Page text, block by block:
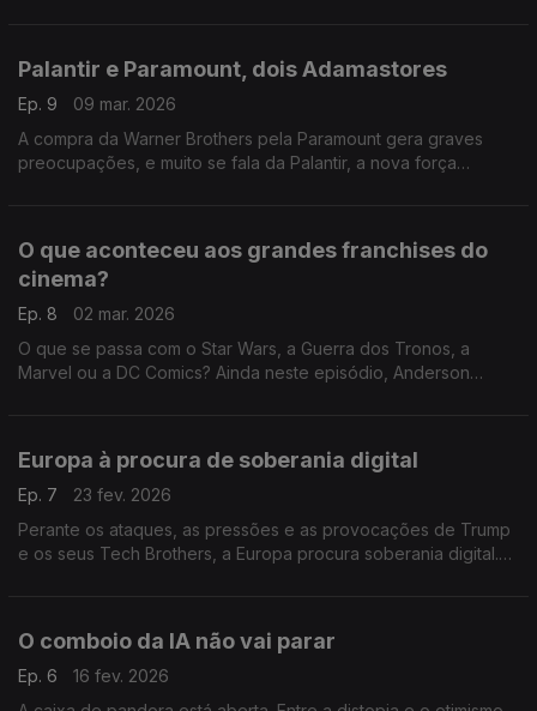
Palantir e Paramount, dois Adamastores
Ep. 9
09 mar. 2026
A compra da Warner Brothers pela Paramount gera graves
preocupações, e muito se fala da Palantir, a nova força
O que aconteceu aos grandes franchises do
cinema?
Ep. 8
02 mar. 2026
O que se passa com o Star Wars, a Guerra dos Tronos, a
Marvel ou a DC Comics? Ainda neste episódio, Anderson
Europa à procura de soberania digital
Ep. 7
23 fev. 2026
Perante os ataques, as pressões e as provocações de Trump
e os seus Tech Brothers, a Europa procura soberania digital.
O comboio da IA não vai parar
Ep. 6
16 fev. 2026